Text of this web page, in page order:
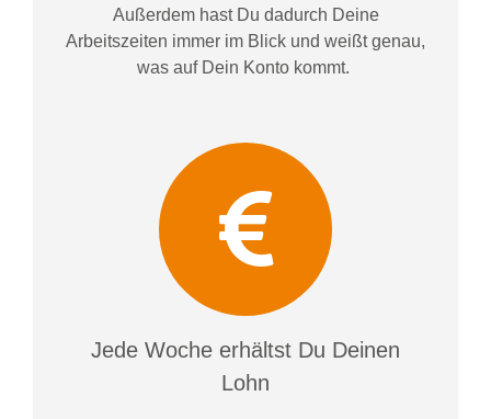
Außerdem hast Du dadurch Deine
Arbeitszeiten immer im Blick und weißtgenau,
was auf Dein Konto kommt.
Jede Woche erhältst Du Deinen
Lohn